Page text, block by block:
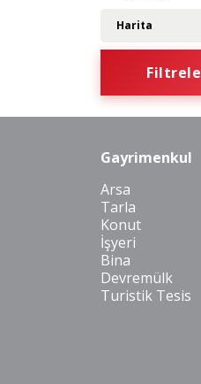
Harita
Filtrele
Gayrimenkul
Arsa
Tarla
Konut
İşyeri
Bina
Devremülk
Turistik Tesis